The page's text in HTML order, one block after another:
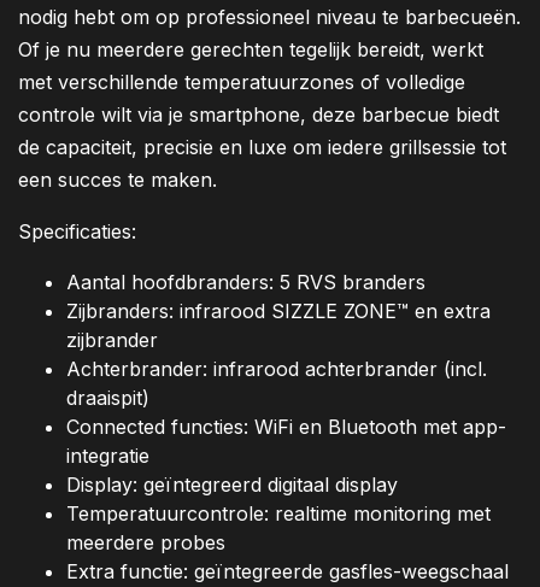
nodig hebt om op professioneel niveau te barbecueën.
Of je nu meerdere gerechten tegelijk bereidt, werkt
met verschillende temperatuurzones of volledige
controle wilt via je smartphone, deze barbecue biedt
de capaciteit, precisie en luxe om iedere grillsessie tot
een succes te maken.
Specificaties:
Aantal hoofdbranders: 5 RVS branders
Zijbranders: infrarood SIZZLE ZONE™ en extra
zijbrander
Achterbrander: infrarood achterbrander (incl.
draaispit)
Connected functies: WiFi en Bluetooth met app-
integratie
Display: geïntegreerd digitaal display
Temperatuurcontrole: realtime monitoring met
meerdere probes
Extra functie: geïntegreerde gasfles-weegschaal